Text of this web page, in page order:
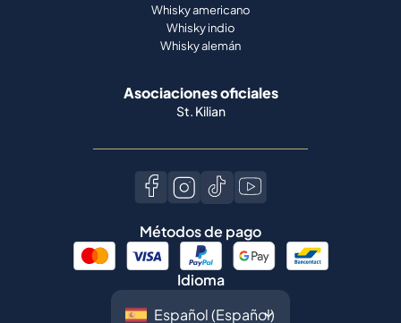
Whisky americano
Whisky indio
Whisky alemán
Asociaciones oficiales
St. Kilian
Métodos de pago
Idioma